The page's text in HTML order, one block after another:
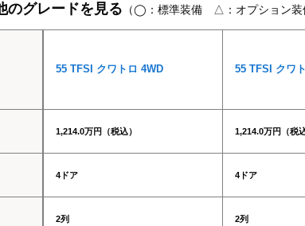
のグレードを見る （◯：標準装備 △：オプション装
55 TFSI クワトロ 4WD 55 TFSI クワ
1,214.0万円（税込） 1,214.0万円（税込
4ドア 4ドア
2列 2列